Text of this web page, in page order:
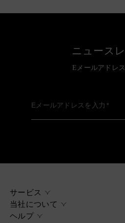
ニュース
Eメールアドレ
Eメールアドレスを入力
サービス
当社について
ヘルプ